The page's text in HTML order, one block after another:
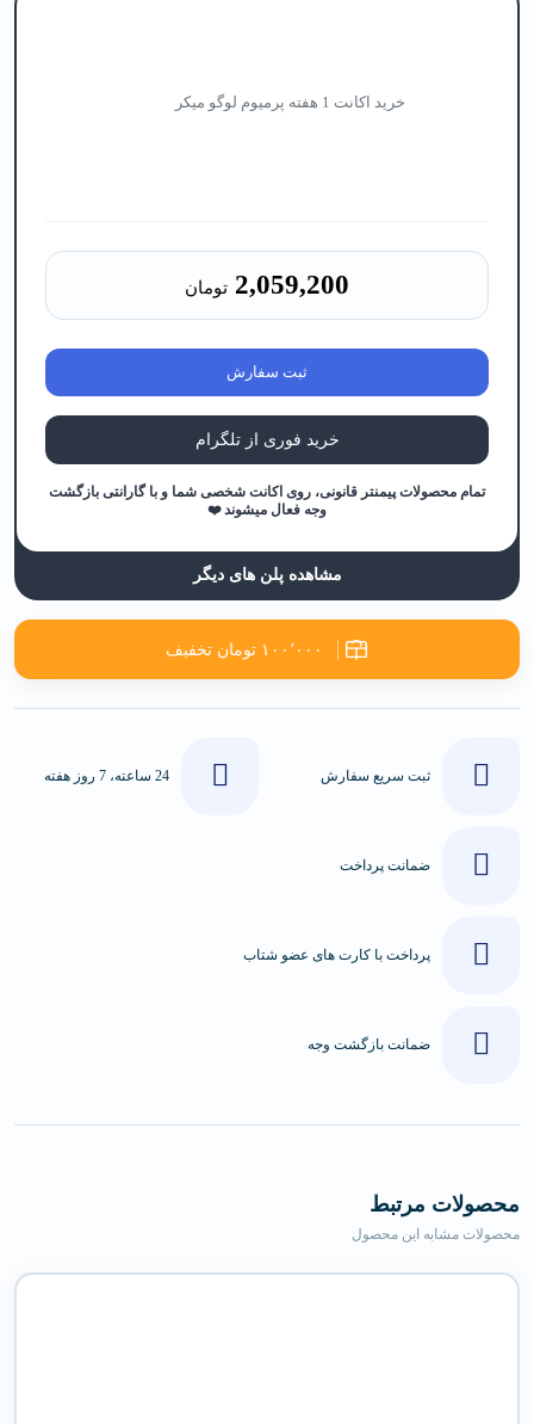
خرید اکانت 1 هفته پرمیوم لوگو میکر
2,059,200 تومان
ثبت سفارش
خرید فوری از تلگرام
تمام محصولات پیمنتر قانونی، روی اکانت شخصی شما و با گارانتی بازگشت
وجه فعال میشوند ❤️
مشاهده پلن های دیگر
۱۰۰٬۰۰۰ تومان تخفیف
ثبت سریع سفارش 24 ساعته، 7 روز هفته
ضمانت پرداخت
پرداخت با کارت های عضو شتاب
ضمانت بازگشت وجه
محصولات مرتبط
محصولات مشابه این محصول